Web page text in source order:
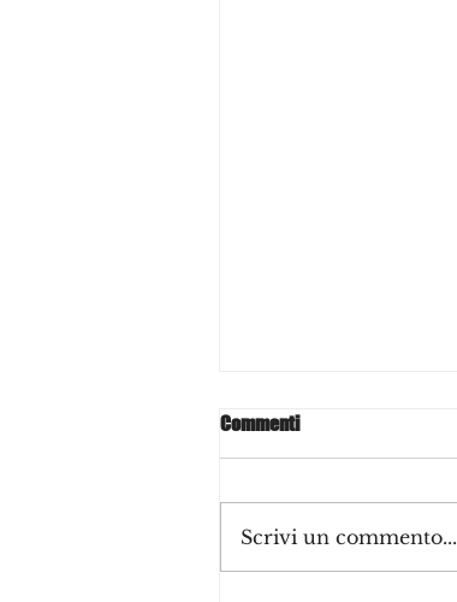
Commenti
Scrivi un commento...